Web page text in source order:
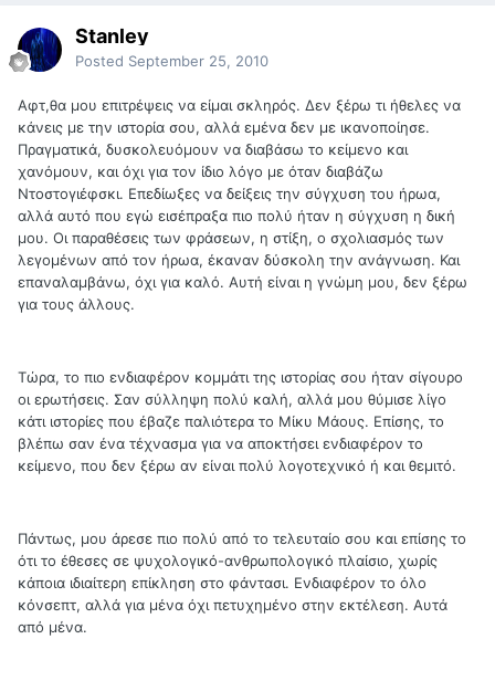
Stanley
Posted September 25, 2010
Αφτ,θα μου επιτρέψεις να είμαι σκληρός. Δεν ξέρω τι ήθελες να
κάνεις με την ιστορία σου, αλλά εμένα δεν με ικανοποίησε.
Πραγματικά, δυσκολευόμουν να διαβάσω το κείμενο και
χανόμουν, και όχι για τον ίδιο λόγο με όταν διαβάζω
Ντοστογιέφσκι. Επεδίωξες να δείξεις την σύγχυση του ήρωα,
αλλά αυτό που εγώ εισέπραξα πιο πολύ ήταν η σύγχυση η δική
μου. Οι παραθέσεις των φράσεων, η στίξη, ο σχολιασμός των
λεγομένων από τον ήρωα, έκαναν δύσκολη την ανάγνωση. Και
επαναλαμβάνω, όχι για καλό. Αυτή είναι η γνώμη μου, δεν ξέρω
για τους άλλους.
Τώρα, το πιο ενδιαφέρον κομμάτι της ιστορίας σου ήταν σίγουρο
οι ερωτήσεις. Σαν σύλληψη πολύ καλή, αλλά μου θύμισε λίγο
κάτι ιστορίες που έβαζε παλιότερα το Μίκυ Μάους. Επίσης, το
βλέπω σαν ένα τέχνασμα για να αποκτήσει ενδιαφέρον το
κείμενο, που δεν ξέρω αν είναι πολύ λογοτεχνικό ή και θεμιτό.
Πάντως, μου άρεσε πιο πολύ από το τελευταίο σου και επίσης το
ότι το έθεσες σε ψυχολογικό-ανθρωπολογικό πλαίσιο, χωρίς
κάποια ιδιαίτερη επίκληση στο φάντασι. Ενδιαφέρον το όλο
κόνσεπτ, αλλά για μένα όχι πετυχημένο στην εκτέλεση. Αυτά
από μένα.